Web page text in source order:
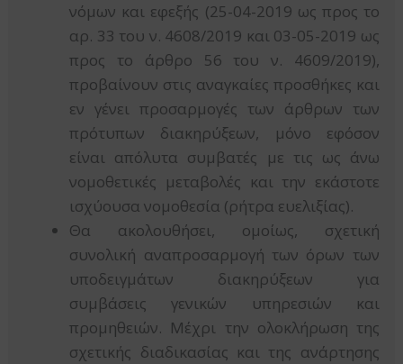
νόμων και εφεξής (25-04-2019 ως προς το
αρ. 33 του ν. 4608/2019 και 03-05-2019 ως
προς το άρθρο 56 του ν. 4609/2019),
προβαίνουν στις αναγκαίες προσθήκες και
εν γένει προσαρμογές των άρθρων των
πρότυπων διακηρύξεων, μόνο εφόσον
είναι απόλυτα συμβατές με τις ως άνω
νομοθετικές μεταβολές και την εκάστοτε
ισχύουσα νομοθεσία (ρήτρα ευελιξίας).
Θα ακολουθήσει, ομοίως, σχετική
συνολική αναπροσαρμογή των όρων των
υποδειγμάτων διακηρύξεων για
συμβάσεις γενικών υπηρεσιών και
προμηθειών. Μέχρι την ολοκλήρωση της
σχετικής διαδικασίας και της ανάρτησης